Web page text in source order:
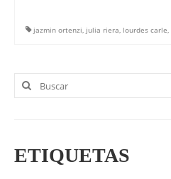
jazmin ortenzi, julia riera, lourdes carle,
Buscar
por:
ETIQUETAS